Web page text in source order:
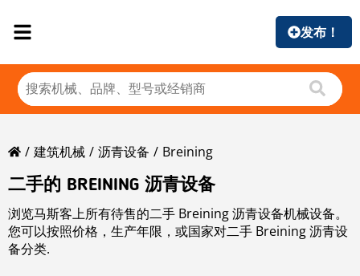
发布！
建筑机械 沥青设备
Breining
二手的 BREINING 沥青设备
浏览马斯客上所有待售的二手 Breining 沥青设备机械设备。
您可以按照价格，生产年限，或国家对二手 Breining 沥青设
备分类.